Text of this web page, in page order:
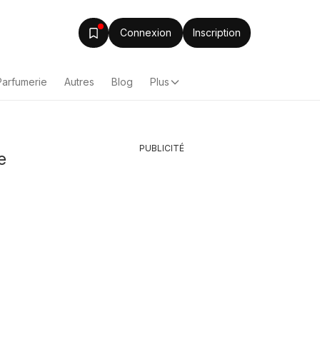
Connexion Inscription
Autres Blog Plus
PUBLICITÉ